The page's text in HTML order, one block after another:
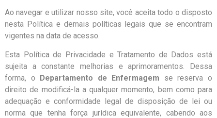
Ao navegar e utilizar nosso site, você aceita todo o disposto
nesta Política e demais políticas legais que se encontram
vigentes na data de acesso.
Esta Política de Privacidade e Tratamento de Dados está
sujeita a constante melhorias e aprimoramentos. Dessa
forma, o Departamento de Enfermagem se reserva o
direito de modificá-la a qualquer momento, bem como para
adequação e conformidade legal de disposição de lei ou
norma que tenha força jurídica equivalente, cabendo aos